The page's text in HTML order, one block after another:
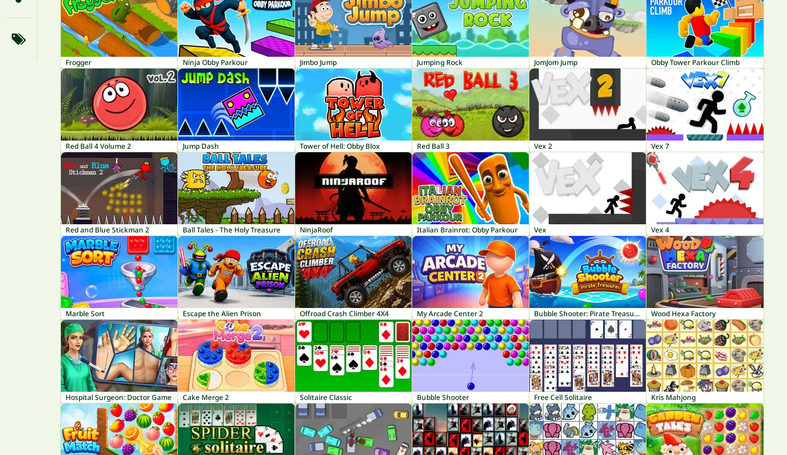
Frogger Ninja Obby Parkour Jimbo Jump Jumping Rock JomJom Jump Obby Tower Parkour Climb
Red Ball 4 Volume 2 Jump Dash Tower of Hell: Obby Blox Red Ball 3 Vex 2 Vex 7
Red and Blue Stickman 2 Ball Tales - The Holy Treasure NinjaRoof Italian Brainrot: Obby Parkour Vex Vex 4
Marble Sort Escape the Alien Prison Offroad Crash Climber 4X4 My Arcade Center 2 Bubble Shooter: Pirate Treasures Wood Hexa Factory
Hospital Surgeon: Doctor Game Cake Merge 2 Solitaire Classic Bubble Shooter Free Cell Solitaire Kris Mahjong